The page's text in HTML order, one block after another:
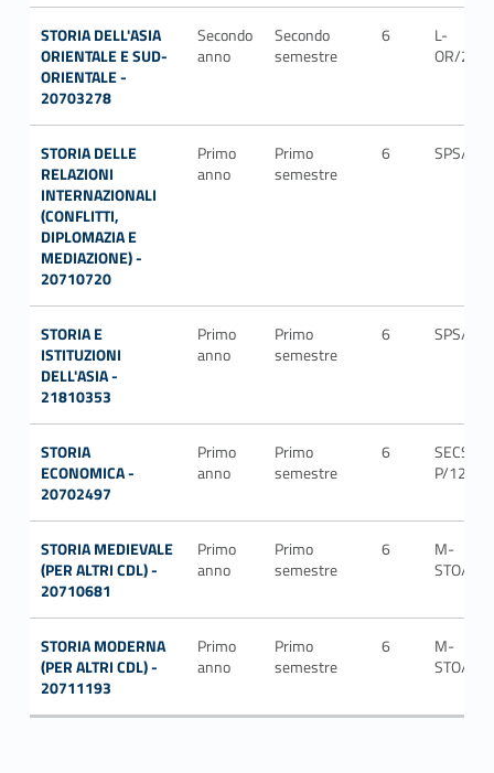
STORIA DELL'ASIA
ORIENTALE E SUD-
ORIENTALE -
20703278
Secondo
anno
Secondo
semestre
6
L-
OR/23
STORIA DELLE
RELAZIONI
INTERNAZIONALI
(CONFLITTI,
DIPLOMAZIA E
MEDIAZIONE) -
20710720
Primo
anno
Primo
semestre
6 SPS/06
STORIA E
ISTITUZIONI
DELL'ASIA -
21810353
Primo
anno
Primo
semestre
6 SPS/14
STORIA
ECONOMICA -
20702497
Primo
anno
Primo
semestre
6
SECS-
P/12
STORIA MEDIEVALE
(PER ALTRI CDL) -
20710681
Primo
anno
Primo
semestre
6
M-
STO/01
STORIA MODERNA
(PER ALTRI CDL) -
20711193
Primo
anno
Primo
semestre
6
M-
STO/02